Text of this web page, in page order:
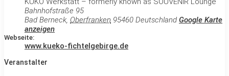
Bahnhofstraße 95
Bad Berneck, Oberfranken 95460 Deutschland Google Karte
anzeigen
Webseite:
www.kueko-fichtelgebirge.de
Veranstalter